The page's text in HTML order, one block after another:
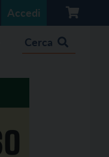
Accedi
Cerca